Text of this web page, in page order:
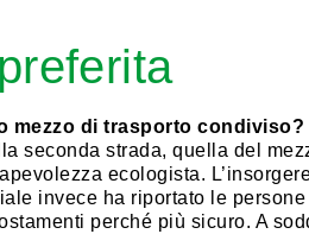
mezzo di trasporto condiviso?
seconda strada, quella del
ecologista.
invece ha riportato le persone
perché più sicuro. A